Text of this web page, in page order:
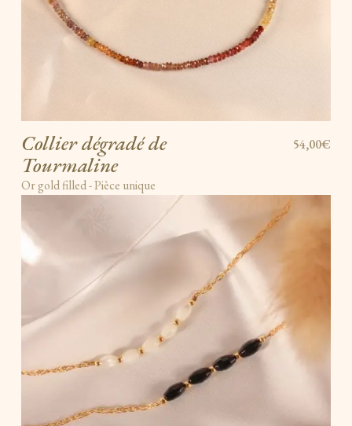
Collier dégradé de
Tourmaline
54,00€
Or gold filled - Pièce unique